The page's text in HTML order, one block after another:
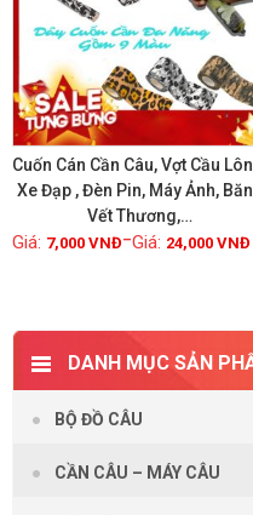
Xem chi tiết
Cuốn Cán Cần Câu, Vợt Cầu
Xe Đạp , Đèn Pin, Máy Ảnh,
Vết Thương,…
7,000 VNĐ– 24,000 VNĐ
DANH MỤC SẢN
BỘ ĐỒ CÂU
CẦN CÂU – MÁY CÂU